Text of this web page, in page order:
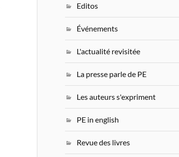
Editos
Événements
L'actualité revisitée
La presse parle de PE
Les auteurs s'expriment
PE in english
Revue des livres